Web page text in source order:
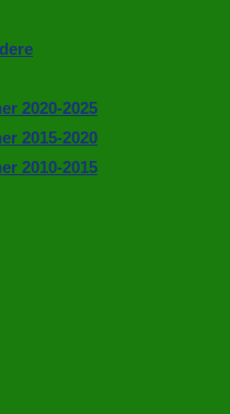
2020-2025
2015-2020
2010-2015